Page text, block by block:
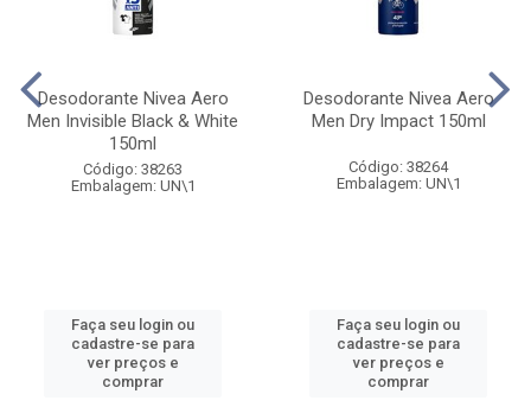
Desodorante Nivea Aero
Men Invisible Black & White
150ml
Código: 38263
Embalagem: UN\1
Faça seu login ou
cadastre-se para
ver preços e
comprar
Desodorante Nivea Aero
Men Dry Impact 150ml
Código: 38264
Embalagem: UN\1
Faça seu login ou
cadastre-se para
ver preços e
comprar